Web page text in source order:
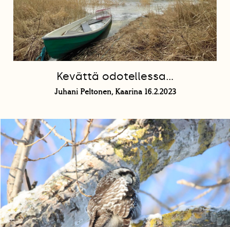
Kevättä odotellessa…
Juhani Peltonen, Kaarina 16.2.2023